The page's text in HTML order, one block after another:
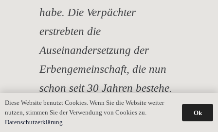
habe. Die Verpächter
erstrebten die
Auseinandersetzung der
Erbengemeinschaft, die nun
schon seit 30 Jahren bestehe.
Ihre Auflöung müsse gefördert
werden, zumal da die
Diese Website benutzt Cookies. Wenn Sie die Website weiter
nutzen, stimmen Sie der Verwendung von Cookies zu.
Datenschutzerklärung
Ok